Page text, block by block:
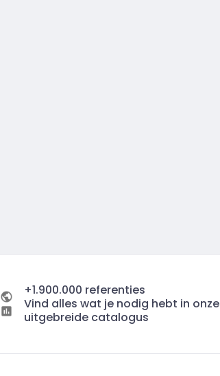
+1.900.000 referenties
Vind alles wat je nodig hebt in onze
uitgebreide catalogus